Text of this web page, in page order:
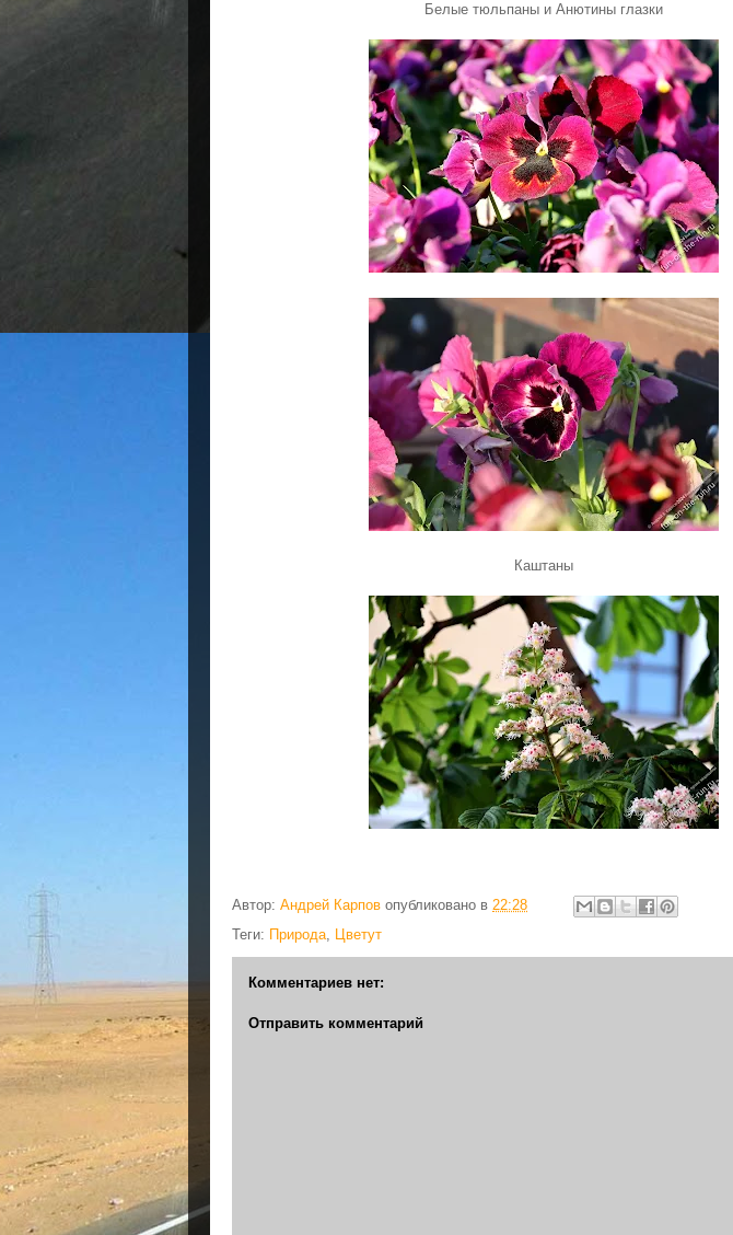
Белые тюльпаны и Анютины глазки
Каштаны
Автор: Андрей Карпов опубликовано в 22:28
Теги: Природа Цветут
Комментариев нет:
Отправить комментарий